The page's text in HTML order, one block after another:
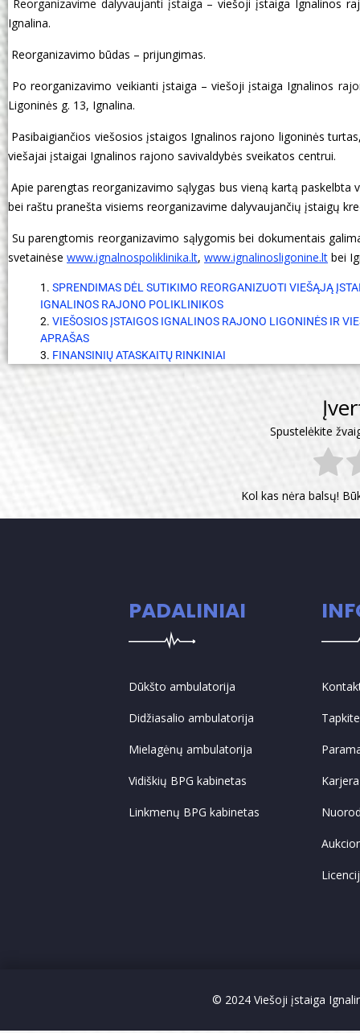
Reorganizavime dalyvaujanti įstaiga – viešoji įstaiga Ignalinos
Ignalina.
Reorganizavimo būdas – prijungimas.
Po reorganizavimo veikianti įstaiga –viešoji įstaiga Ignalinos
Ligoninės g. 13, Ignalina.
Pasibaigiančios viešosios įstaigos Ignalinos rajono ligoninės
viešajai įstaigai Ignalinos rajono savivaldybės sveikatos centrui.
Apie parengtas reorganizavimo sąlygas bus vieną kartą paskelbta
bei raštu pranešta visiems reorganizavime dalyvaujančių įstaigų
Su parengtomis reorganizavimo sąlygomis bei dokumentais
svetainėse www.ignalnospoliklinika.lt, www.ignalinosligonine.lt bei
1. SPRENDIMAS DĖL SUTIKIMO REORGANIZUOTI VIEŠĄJĄ
IGNALINOS RAJONO POLIKLINIKOS
2. VIEŠOSIOS ĮSTAIGOS IGNALINOS RAJONO LIGONINĖS IR
APRAŠAS
3. FINANSINIŲ ATASKAITŲ RINKINIAI
Spustelėkite
Kol kas nėra balsų!
PADALINIAI
Dūkšto ambulatorija
Didžiasalio ambulatorija
Mielagėnų ambulatorija
Vidiškių BPG kabinetas
Linkmenų BPG kabinetas
Karjera
© 2024 Viešoji įstaiga